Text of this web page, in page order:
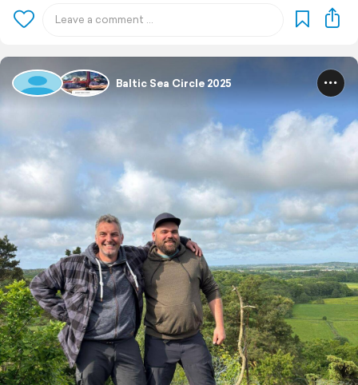
Baltic Sea Circle 2025